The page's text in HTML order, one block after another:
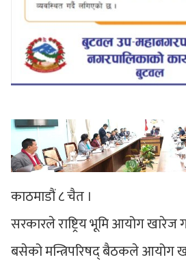
काठमाडौं ८ चैत ।
सरकारले राष्ट्रिय भूमि आयोग खारेज
बसेको मन्त्रिपरिषद् बैठकले आयोग